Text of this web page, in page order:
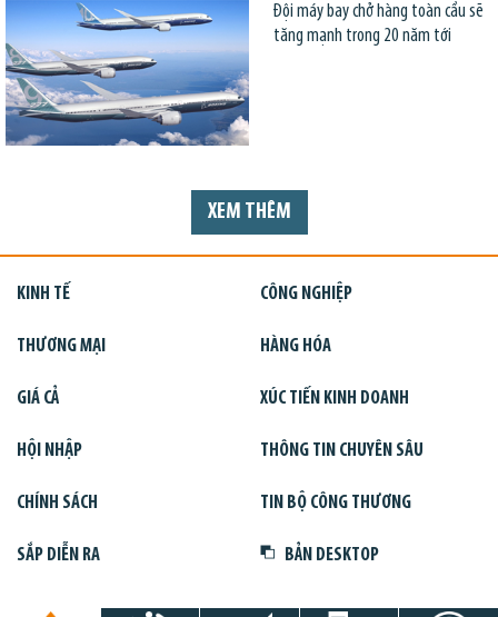
Đội máy bay chở hàng toàn cầu sẽ
tăng mạnh trong 20 năm tới
XEM THÊM
KINH TẾ CÔNG NGHIỆP
THƯƠNG MẠI HÀNG HÓA
GIÁ CẢ XÚC TIẾN KINH DOANH
HỘI NHẬP THÔNG TIN CHUYÊN SÂU
CHÍNH SÁCH TIN BỘ CÔNG THƯƠNG
SẮP DIỄN RA BẢN DESKTOP